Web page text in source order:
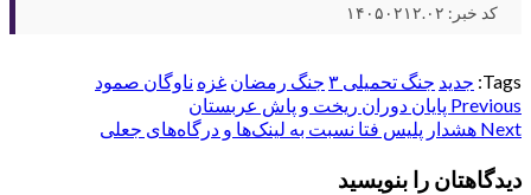
کد خبر: ۱۴۰۵۰۲۱۲.۰۲
Tags: جدید جنگ تحمیلی ۳ جنگ رمضان غزه ناوگان صمود
Post
navigation
Previous پایان دوران ریخت و پاش عربستان
Next هشدار پلیس فتا نسبت به لینک‌ها و درگاه‌های جعلی
دیدگاهتان را بنویسید